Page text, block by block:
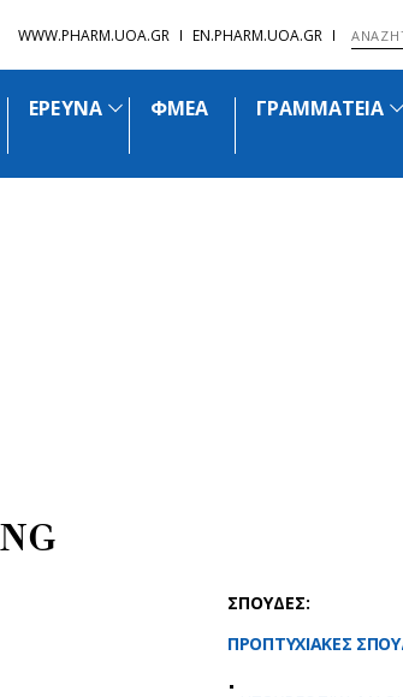
WWW.PHARM.UOA.GR EN.PHARM.UOA.GR
ΕΡΕΥΝΑ ΦΜΕΑ ΓΡΑΜΜΑΤΕΙΑ
ΣΠΟΥΔΕΣ:
ΠΡΟΠΤΥΧΙΑΚΕΣ